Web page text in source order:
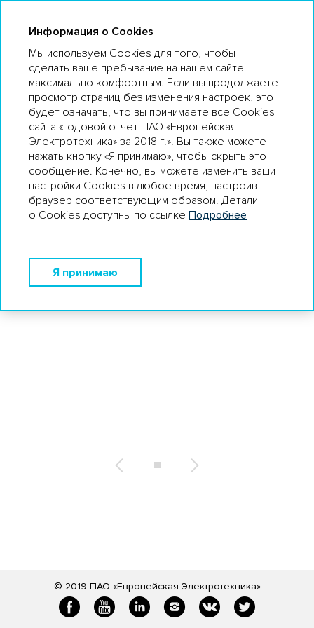
ПРИЛОЖЕНИЯ
Аудиторское заключение независимого аудитора
Финансовая отчетность
Использованные энергетические ресурсы
Сделки Общества
Отчет о соблюдении обществом принципов и
рекомендаций кодекса корпоративного управления
© 2019 ПАО «Европейская Электротехника»
Информация о Cookies
Мы используем Cookies для того, чтобы
сделать ваше пребывание на нашем сайте
максимально комфортным. Если вы продолжаете
просмотр страниц без изменения настроек, это
будет означать, что вы принимаете все Cookies
сайта «Годовой отчет ПАО «Европейская
Электротехника» за 2018 г.». Вы также можете
нажать кнопку «Я принимаю», чтобы скрыть это
сообщение. Конечно, вы можете изменить ваши
настройки Cookies в любое время, настроив
браузер соответствующим образом. Детали
о Cookies доступны по ссылке Подробнее
Я принимаю